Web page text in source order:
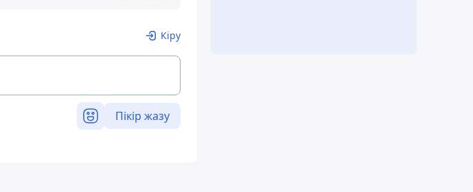
Кіру
Пікір жазу